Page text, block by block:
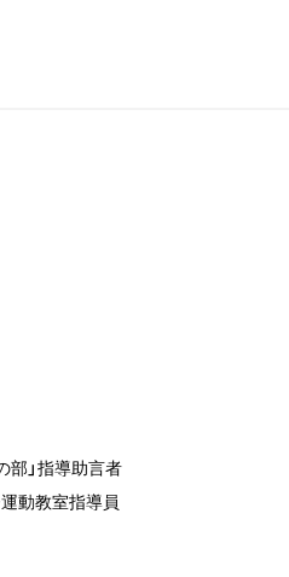
」指導助言者
動教室指導員